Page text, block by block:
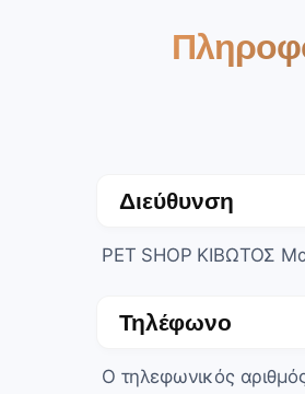
Διεύθυνση
PET SHOP ΚΙΒΩΤΟΣ
Τηλέφωνο
Ο τηλεφωνικός